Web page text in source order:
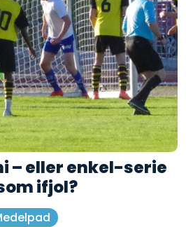
– eller enkel-serie
ifjol?